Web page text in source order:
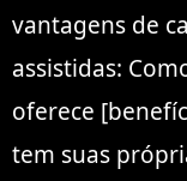
vantagens de
assistidas:
oferece
tem suas